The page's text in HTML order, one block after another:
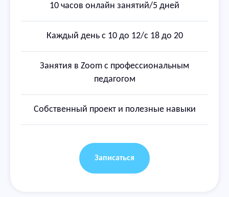
10 часов онлайн занятий/5 дней
Каждый день с 10 до 12/с 18 до 20
Занятия в Zoom с профессиональным
педагогом
Собственный проект и полезные навыки
Записаться